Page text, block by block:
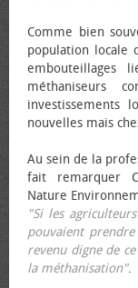
Comme bien
population locale
embouteillages
méthaniseurs
investissements
nouvelles mais
Au sein de la
fait remarquer
Nature
"Si les
pouvaient
revenu digne de
la méthanisation".